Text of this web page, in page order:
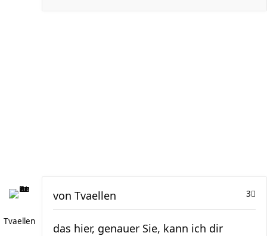
Tvaellen
3
von Tvaellen
das hier, genauer Sie, kann ich dir